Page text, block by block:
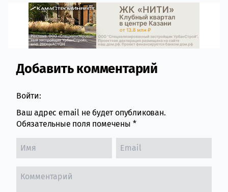
Comment section
Добавить комментарий
Войти:
Ваш адрес email не будет опубликован.
Обязательные поля помечены *